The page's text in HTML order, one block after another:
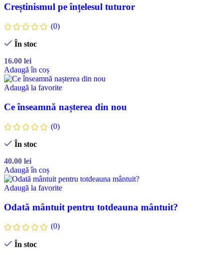
Creștinismul pe înțelesul tuturor
(0)
În stoc
16.00 lei
Adaugă în coș
Adaugă la favorite
Ce înseamnă nașterea din nou
(0)
În stoc
40.00 lei
Adaugă în coș
Adaugă la favorite
Odată mântuit pentru totdeauna mântuit?
(0)
În stoc